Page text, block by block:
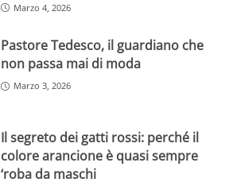
Marzo 4, 2026
Pastore Tedesco, il guardiano che
non passa mai di moda
Marzo 3, 2026
Il segreto dei gatti rossi: perché il
colore arancione è quasi sempre
‘roba da maschi